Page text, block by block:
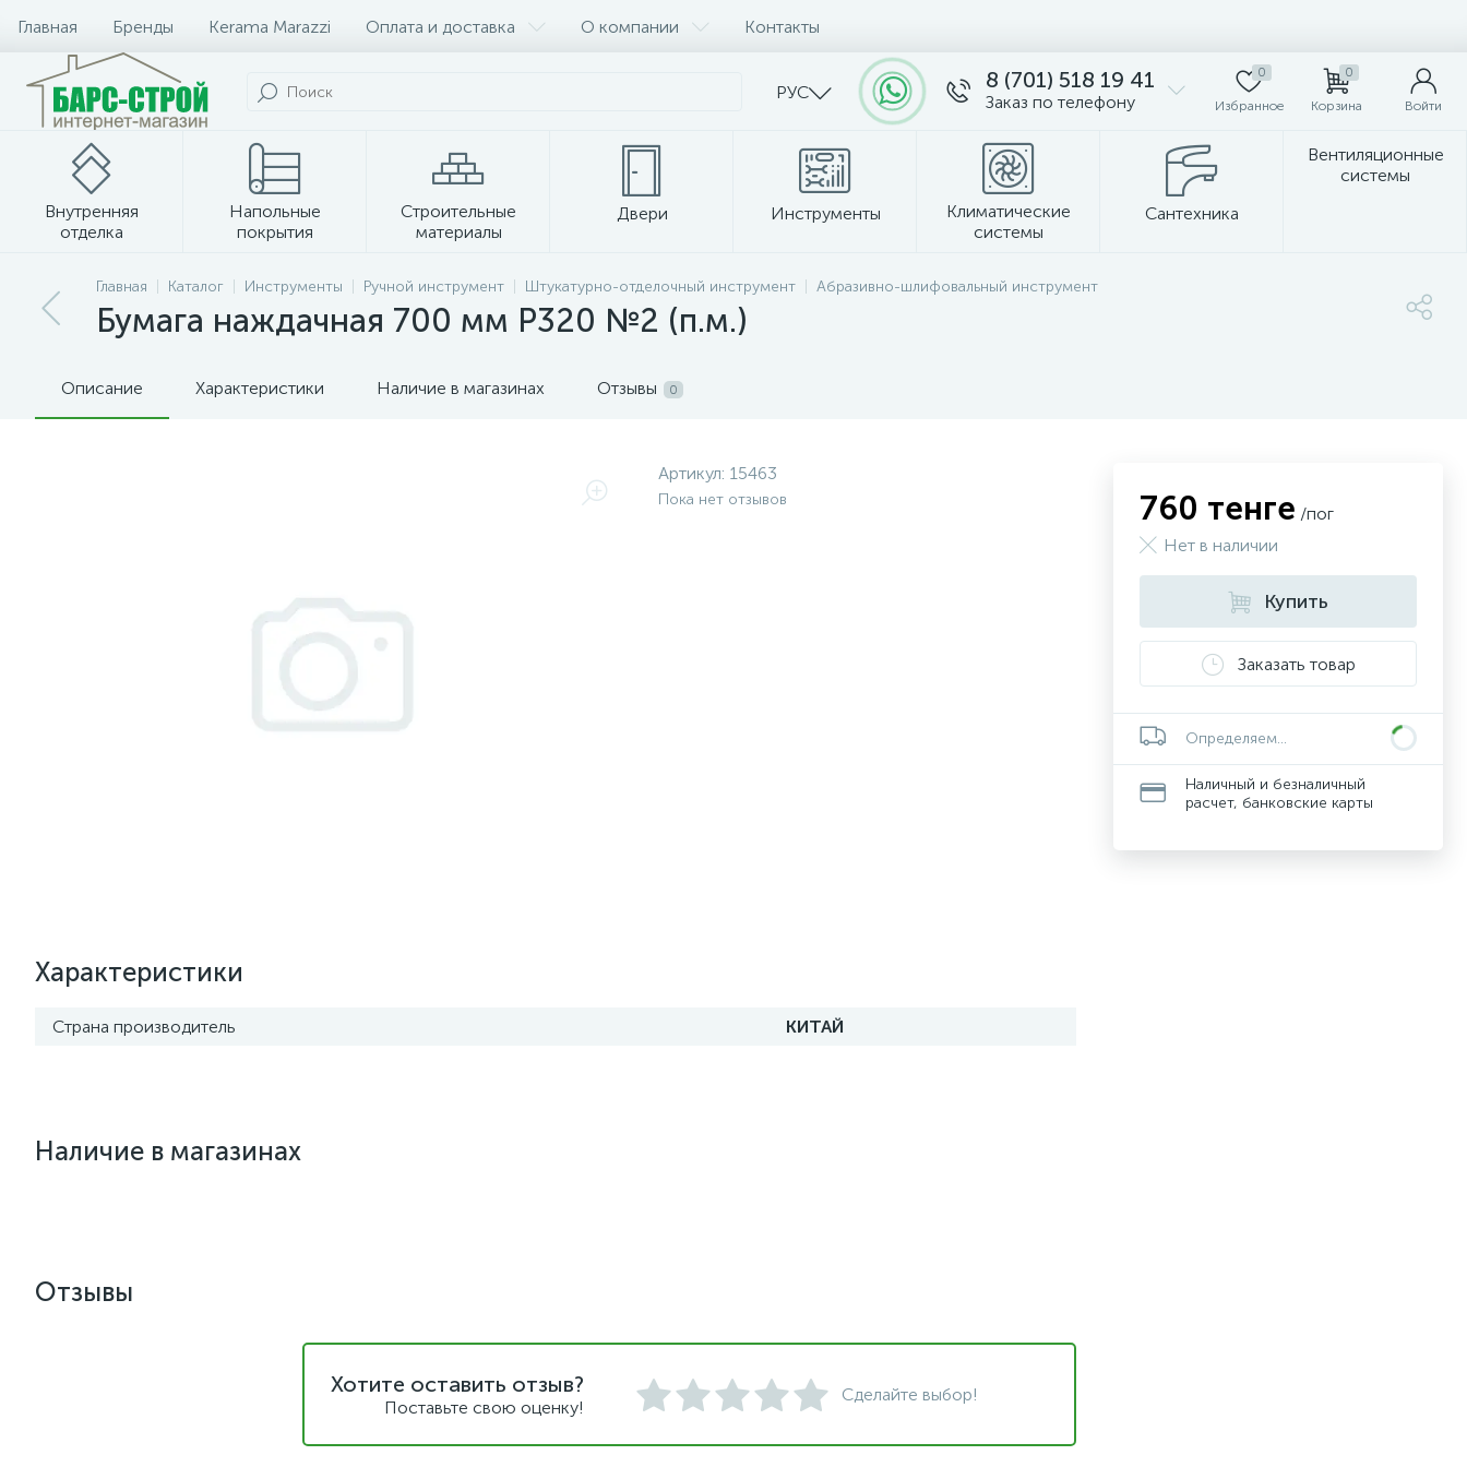
Главная Бренды Kerama Marazzi Оплата и доставка О компании Контакты
РУС 8 (701) 518 19 41
Заказ по телефону
0
Избранное
0
Корзина Войти
Внутренняя
отделка
Напольные
покрытия
Строительные
материалы
Двери Инструменты
Климатические
системы
Сантехника
Вентиляционные
системы
Плитка и керамогранит Прочее
Главная Каталог Инструменты Ручной инструмент Штукатурно-отделочный инструмент Абразивно-шлифовальный инструмент
Бумага наждачная 700 мм P320 №2 (п.м.)
Описание Характеристики Наличие в магазинах Отзывы 0
Артикул: 15463
Пока нет отзывов
Характеристики
Страна производитель КИТАЙ
Наличие в магазинах
760 тенге /пог
Нет в наличии
Купить
Заказать товар
Определяем...
Наличный и безналичный
расчет, банковские карты
Отзывы
Хотите оставить отзыв?
Поставьте свою оценку!
Сделайте выбор!